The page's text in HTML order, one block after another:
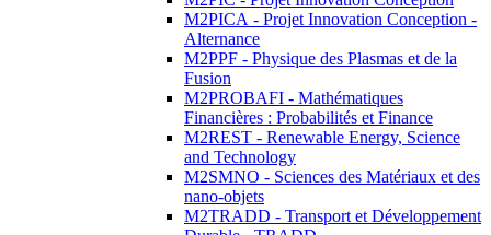
M2PICA - Projet Innovation Conception -
Alternance
M2PPF - Physique des Plasmas et de la
Fusion
M2PROBAFI - Mathématiques
Financières : Probabilités et Finance
M2REST - Renewable Energy, Science
and Technology
M2SMNO - Sciences des Matériaux et des
nano-objets
M2TRADD - Transport et Développement